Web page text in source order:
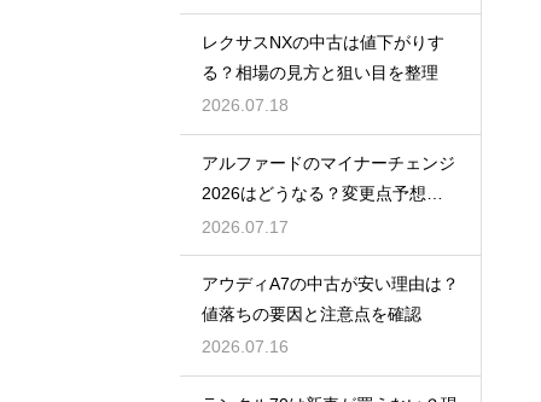
レクサスNXの中古は値下がりす
る？相場の見方と狙い目を整理
2026.07.18
アルファードのマイナーチェンジ
2026はどうなる？変更点予想と
買い時
2026.07.17
アウディA7の中古が安い理由は？
値落ちの要因と注意点を確認
2026.07.16